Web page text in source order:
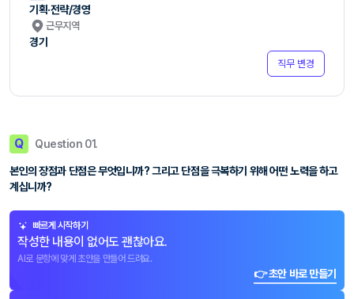
기획·전략/경영
근무지역
경기
직무 변경
Q Question 01.
본인의 장점과 단점은 무엇입니까? 그리고 단점을 극복하기 위해 어떤 노력을 하고
계십니까?
빠르게 시작하기
작성한 내용이 없어도 괜찮아요.
AI로 문항에 맞게 초안을 만들어 드려요.
👉 초안 바로 만들기